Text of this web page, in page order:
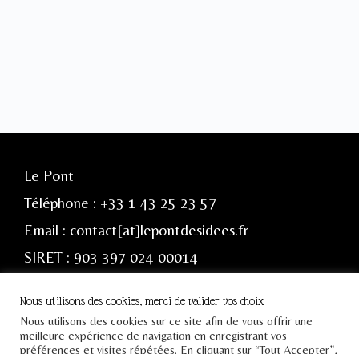
Le Pont
Téléphone : +33 1 43 25 23 57
Email : contact[at]lepontdesidees.fr
SIRET : 903 397 024 00014
Inscrivez-vous à notre
newsletter
Nous utilisons des cookies, merci de valider vos choix
Nous utilisons des cookies sur ce site afin de vous offrir une
meilleure expérience de navigation en enregistrant vos
préférences et visites répétées. En cliquant sur “Tout Accepter”,